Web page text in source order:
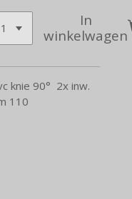
In
winkelwagen
knie 90° 2x inw.
110